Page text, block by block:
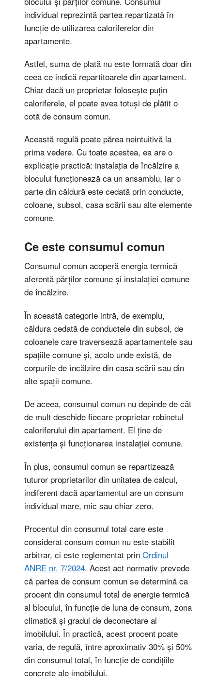
individual reprezintă partea repartizată în
funcție de utilizarea caloriferelor din
apartamente.
Astfel, suma de plată nu este formată doar din
ceea ce indică repartitoarele din apartament.
Chiar dacă un proprietar folosește puțin
caloriferele, el poate avea totuși de plătit o
cotă de consum comun.
Această regulă poate părea neintuitivă la
prima vedere. Cu toate acestea, ea are o
explicație practică: instalația de încălzire a
blocului funcționează ca un ansamblu, iar o
parte din căldură este cedată prin conducte,
coloane, subsol, casa scării sau alte elemente
comune.
Ce este consumul comun
Consumul comun acoperă energia termică
aferentă părților comune și instalației comune
de încălzire.
În această categorie intră, de exemplu,
căldura cedată de conductele din subsol, de
coloanele care traversează apartamentele sau
spațiile comune și, acolo unde există, de
corpurile de încălzire din casa scării sau din
alte spații comune.
De aceea, consumul comun nu depinde de cât
de mult deschide fiecare proprietar robinetul
caloriferului din apartament. El ține de
existența și funcționarea instalației comune.
În plus, consumul comun se repartizează
tuturor proprietarilor din unitatea de calcul,
indiferent dacă apartamentul are un consum
individual mare, mic sau chiar zero.
Procentul din consumul total care este
considerat consum comun nu este stabilit
arbitrar, ci este reglementat prin Ordinul
ANRE nr. 7/2024. Acest act normativ prevede
că partea de consum comun se determină ca
procent din consumul total de energie termică
al blocului, în funcție de luna de consum, zona
climatică și gradul de deconectare al
imobilului. În practică, acest procent poate
varia, de regulă, între aproximativ 30% și 50%
din consumul total, în funcție de condițiile
concrete ale imobilului.